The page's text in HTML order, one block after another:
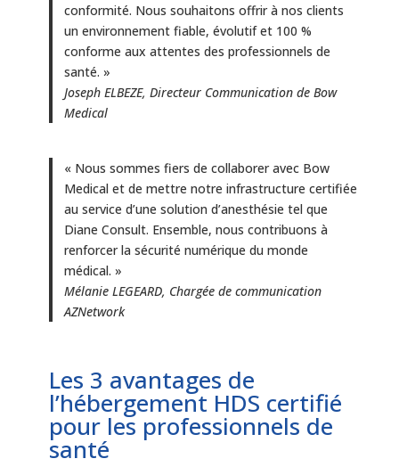
conformité. Nous souhaitons offrir à nos clients
un environnement fiable, évolutif et 100 %
conforme aux attentes des professionnels de
santé. »
Joseph ELBEZE, Directeur Communication de Bow
Medical
« Nous sommes fiers de collaborer avec Bow
Medical et de mettre notre infrastructure certifiée
au service d’une solution d’anesthésie tel que
Diane Consult. Ensemble, nous contribuons à
renforcer la sécurité numérique du monde
médical. »
Mélanie LEGEARD, Chargée de communication
AZNetwork
Les 3 avantages de
l’hébergement HDS certifié
pour les professionnels de
santé